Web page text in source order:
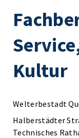
Kultur
Welterbestadt
Halberstädter
Technisches